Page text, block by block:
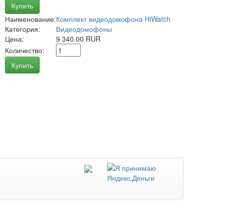
Купить
Наименование:Комплект видеодомофона HiWatch
Категория:
Видеодомофоны
Цена:
9 340.00 RUR
Количество:
Купить